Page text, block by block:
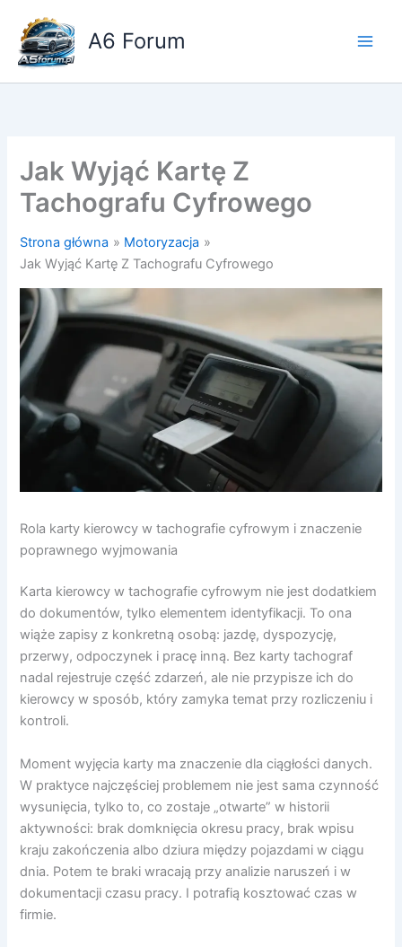
treści
A6 Forum
Jak Wyjąć Kartę Z
Tachografu Cyfrowego
Strona główna
Motoryzacja
Jak Wyjąć Kartę Z Tachografu Cyfrowego
Rola karty kierowcy w tachografie cyfrowym i znaczenie
poprawnego wyjmowania
Karta kierowcy w tachografie cyfrowym nie jest dodatkiem
do dokumentów, tylko elementem identyfikacji. To ona
wiąże zapisy z konkretną osobą: jazdę, dyspozycję,
przerwy, odpoczynek i pracę inną. Bez karty tachograf
nadal rejestruje część zdarzeń, ale nie przypisze ich do
kierowcy w sposób, który zamyka temat przy rozliczeniu i
kontroli.
Moment wyjęcia karty ma znaczenie dla ciągłości danych.
W praktyce najczęściej problemem nie jest sama czynność
wysunięcia, tylko to, co zostaje „otwarte” w historii
aktywności: brak domknięcia okresu pracy, brak wpisu
kraju zakończenia albo dziura między pojazdami w ciągu
dnia. Potem te braki wracają przy analizie naruszeń i w
dokumentacji czasu pracy. I potrafią kosztować czas w
firmie.